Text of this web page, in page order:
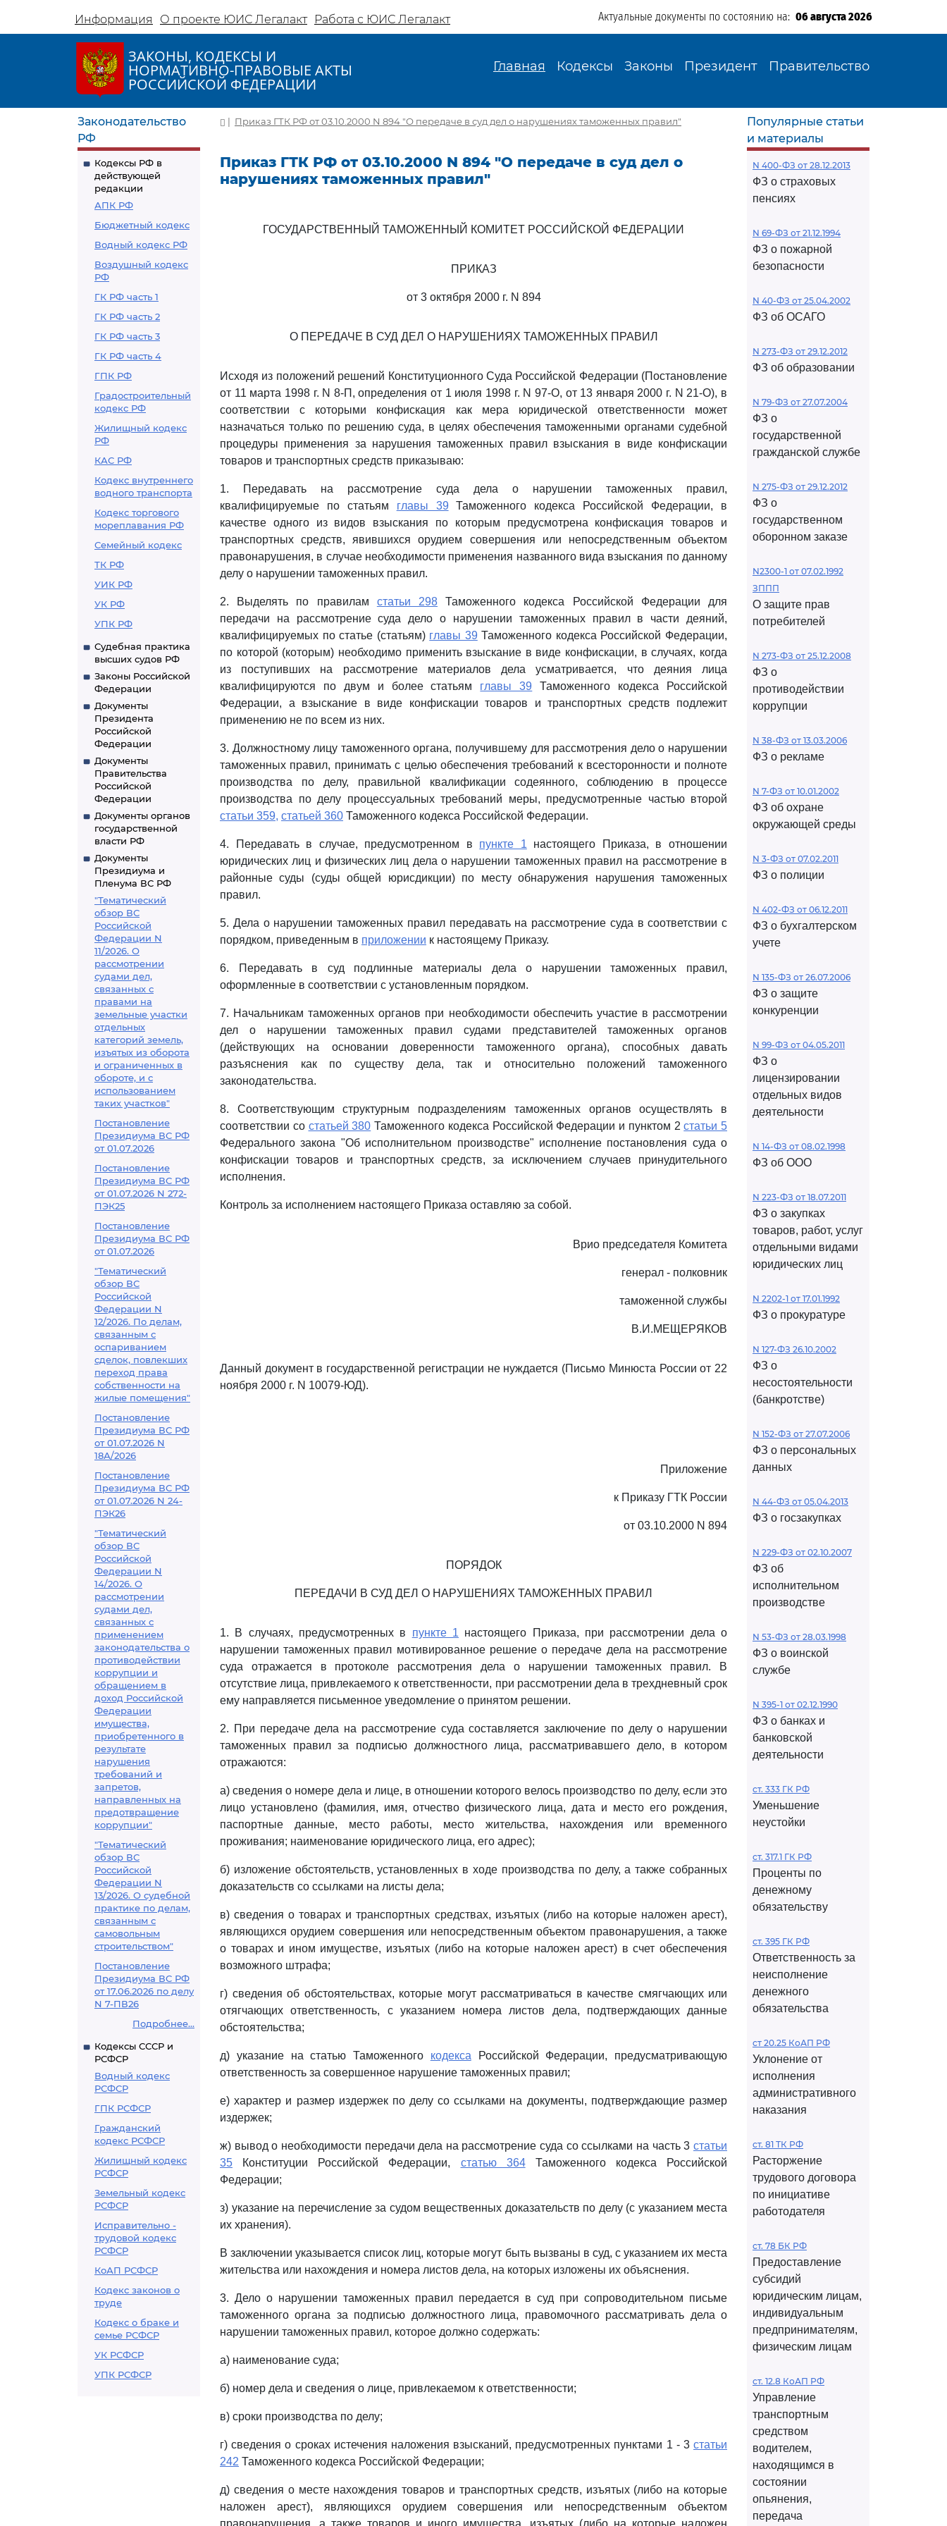
Информация О проекте ЮИС Легалакт Работа с ЮИС Легалакт Актуальные документы по состоянию на: 06 августа 2026
ЗАКОНЫ, КОДЕКСЫ И
НОРМАТИВНО-ПРАВОВЫЕ АКТЫ
РОССИЙСКОЙ ФЕДЕРАЦИИ
Главная Кодексы Законы Президент Правительство
Законодательство
РФ
Кодексы РФ в
действующей
редакции
АПК РФ
Бюджетный кодекс
Водный кодекс РФ
Воздушный кодекс
РФ
ГК РФ часть 1
ГК РФ часть 2
ГК РФ часть 3
ГК РФ часть 4
ГПК РФ
Градостроительный
кодекс РФ
Жилищный кодекс
РФ
КАС РФ
Кодекс внутреннего
водного транспорта
Кодекс торгового
мореплавания РФ
Семейный кодекс
ТК РФ
УИК РФ
УК РФ
УПК РФ
Судебная практика
высших судов РФ
Законы Российской
Федерации
Документы
Президента
Российской
Федерации
Документы
Правительства
Российской
Федерации
Документы органов
государственной
власти РФ
Документы
Президиума и
Пленума ВС РФ
"Тематический
обзор ВС
Российской
Федерации N
11/2026. О
рассмотрении
судами дел,
связанных с
правами на
земельные участки
отдельных
категорий земель,
изъятых из оборота
и ограниченных в
обороте, и с
использованием
таких участков"
Постановление
Президиума ВС РФ
от 01.07.2026
Постановление
Президиума ВС РФ
от 01.07.2026 N 272-
ПЭК25
Постановление
Президиума ВС РФ
от 01.07.2026
"Тематический
обзор ВС
Российской
Федерации N
12/2026. По делам,
связанным с
оспариванием
сделок, повлекших
переход права
собственности на
жилые помещения"
Постановление
Президиума ВС РФ
от 01.07.2026 N
18А/2026
Постановление
Президиума ВС РФ
от 01.07.2026 N 24-
ПЭК26
"Тематический
обзор ВС
Российской
Федерации N
14/2026. О
рассмотрении
судами дел,
связанных с
применением
законодательства о
противодействии
коррупции и
обращением в
доход Российской
Федерации
имущества,
приобретенного в
результате
нарушения
требований и
запретов,
направленных на
предотвращение
коррупции"
"Тематический
обзор ВС
Российской
Федерации N
13/2026. О судебной
практике по делам,
связанным с
самовольным
строительством"
Постановление
Президиума ВС РФ
от 17.06.2026 по делу
N 7-ПВ26
Подробнее...
Кодексы СССР и
РСФСР
Водный кодекс
РСФСР
ГПК РСФСР
Гражданский
кодекс РСФСР
Жилищный кодекс
РСФСР
Земельный кодекс
РСФСР
Исправительно -
трудовой кодекс
РСФСР
КоАП РСФСР
Кодекс законов о
труде
Кодекс о браке и
семье РСФСР
УК РСФСР
УПК РСФСР
| Приказ ГТК РФ от 03.10.2000 N 894 "О передаче в суд дел о нарушениях таможенных правил"
Приказ ГТК РФ от 03.10.2000 N 894 "О передаче в суд дел о
нарушениях таможенных правил"
ГОСУДАРСТВЕННЫЙ ТАМОЖЕННЫЙ КОМИТЕТ РОССИЙСКОЙ ФЕДЕРАЦИИ
ПРИКАЗ
от 3 октября 2000 г. N 894
О ПЕРЕДАЧЕ В СУД ДЕЛ О НАРУШЕНИЯХ ТАМОЖЕННЫХ ПРАВИЛ
Исходя из положений решений Конституционного Суда Российской Федерации (Постановление
от 11 марта 1998 г. N 8-П, определения от 1 июля 1998 г. N 97-О, от 13 января 2000 г. N 21-О), в
соответствии с которыми конфискация как мера юридической ответственности может
назначаться только по решению суда, в целях обеспечения таможенными органами судебной
процедуры применения за нарушения таможенных правил взыскания в виде конфискации
товаров и транспортных средств приказываю:
1. Передавать на рассмотрение суда дела о нарушении таможенных правил,
квалифицируемые по статьям главы 39 Таможенного кодекса Российской Федерации, в
качестве одного из видов взыскания по которым предусмотрена конфискация товаров и
транспортных средств, явившихся орудием совершения или непосредственным объектом
правонарушения, в случае необходимости применения названного вида взыскания по данному
делу о нарушении таможенных правил.
2. Выделять по правилам статьи 298 Таможенного кодекса Российской Федерации для
передачи на рассмотрение суда дело о нарушении таможенных правил в части деяний,
квалифицируемых по статье (статьям) главы 39 Таможенного кодекса Российской Федерации,
по которой (которым) необходимо применить взыскание в виде конфискации, в случаях, когда
из поступивших на рассмотрение материалов дела усматривается, что деяния лица
квалифицируются по двум и более статьям главы 39 Таможенного кодекса Российской
Федерации, а взыскание в виде конфискации товаров и транспортных средств подлежит
применению не по всем из них.
3. Должностному лицу таможенного органа, получившему для рассмотрения дело о нарушении
таможенных правил, принимать с целью обеспечения требований к всесторонности и полноте
производства по делу, правильной квалификации содеянного, соблюдению в процессе
производства по делу процессуальных требований меры, предусмотренные частью второй
статьи 359, статьей 360 Таможенного кодекса Российской Федерации.
4. Передавать в случае, предусмотренном в пункте 1 настоящего Приказа, в отношении
юридических лиц и физических лиц дела о нарушении таможенных правил на рассмотрение в
районные суды (суды общей юрисдикции) по месту обнаружения нарушения таможенных
правил.
5. Дела о нарушении таможенных правил передавать на рассмотрение суда в соответствии с
порядком, приведенным в приложении к настоящему Приказу.
6. Передавать в суд подлинные материалы дела о нарушении таможенных правил,
оформленные в соответствии с установленным порядком.
7. Начальникам таможенных органов при необходимости обеспечить участие в рассмотрении
дел о нарушении таможенных правил судами представителей таможенных органов
(действующих на основании доверенности таможенного органа), способных давать
разъяснения как по существу дела, так и относительно положений таможенного
законодательства.
8. Соответствующим структурным подразделениям таможенных органов осуществлять в
соответствии со статьей 380 Таможенного кодекса Российской Федерации и пунктом 2статьи 5
Федерального закона "Об исполнительном производстве" исполнение постановления суда о
конфискации товаров и транспортных средств, за исключением случаев принудительного
исполнения.
Контроль за исполнением настоящего Приказа оставляю за собой.
Врио председателя Комитета
генерал - полковник
таможенной службы
В.И.МЕЩЕРЯКОВ
Данный документ в государственной регистрации не нуждается (Письмо Минюста России от 22
ноября 2000 г. N 10079-ЮД).
Приложение
к Приказу ГТК России
от 03.10.2000 N 894
ПОРЯДОК
ПЕРЕДАЧИ В СУД ДЕЛ О НАРУШЕНИЯХ ТАМОЖЕННЫХ ПРАВИЛ
1. В случаях, предусмотренных в пункте 1 настоящего Приказа, при рассмотрении дела о
нарушении таможенных правил мотивированное решение о передаче дела на рассмотрение
суда отражается в протоколе рассмотрения дела о нарушении таможенных правил. В
отсутствие лица, привлекаемого к ответственности, при рассмотрении дела в трехдневный срок
ему направляется письменное уведомление о принятом решении.
2. При передаче дела на рассмотрение суда составляется заключение по делу о нарушении
таможенных правил за подписью должностного лица, рассматривавшего дело, в котором
отражаются:
а) сведения о номере дела и лице, в отношении которого велось производство по делу, если это
лицо установлено (фамилия, имя, отчество физического лица, дата и место его рождения,
паспортные данные, место работы, место жительства, нахождения или временного
проживания; наименование юридического лица, его адрес);
б) изложение обстоятельств, установленных в ходе производства по делу, а также собранных
доказательств со ссылками на листы дела;
в) сведения о товарах и транспортных средствах, изъятых (либо на которые наложен арест),
являющихся орудием совершения или непосредственным объектом правонарушения, а также
о товарах и ином имуществе, изъятых (либо на которые наложен арест) в счет обеспечения
возможного штрафа;
г) сведения об обстоятельствах, которые могут рассматриваться в качестве смягчающих или
отягчающих ответственность, с указанием номера листов дела, подтверждающих данные
обстоятельства;
д) указание на статью Таможенного кодекса Российской Федерации, предусматривающую
ответственность за совершенное нарушение таможенных правил;
е) характер и размер издержек по делу со ссылками на документы, подтверждающие размер
издержек;
ж) вывод о необходимости передачи дела на рассмотрение суда со ссылками на часть 3 статьи
35 Конституции Российской Федерации, статью 364Таможенного кодекса Российской
Федерации;
з) указание на перечисление за судом вещественных доказательств по делу (с указанием места
их хранения).
В заключении указывается список лиц, которые могут быть вызваны в суд, с указанием их места
жительства или нахождения и номера листов дела, на которых изложены их объяснения.
3. Дело о нарушении таможенных правил передается в суд при сопроводительном письме
таможенного органа за подписью должностного лица, правомочного рассматривать дела о
нарушении таможенных правил, которое должно содержать:
а) наименование суда;
б) номер дела и сведения о лице, привлекаемом к ответственности;
в) сроки производства по делу;
г) сведения о сроках истечения наложения взысканий, предусмотренных пунктами 1 - 3 статьи
242 Таможенного кодекса Российской Федерации;
д) сведения о месте нахождения товаров и транспортных средств, изъятых (либо на которые
наложен арест), являющихся орудием совершения или непосредственным объектом
правонарушения, а также товаров и иного имущества, изъятых (либо на которые наложен
Популярные статьи
и материалы
N 400-ФЗ от 28.12.2013
ФЗ о страховых
пенсиях
N 69-ФЗ от 21.12.1994
ФЗ о пожарной
безопасности
N 40-ФЗ от 25.04.2002
ФЗ об ОСАГО
N 273-ФЗ от 29.12.2012
ФЗ об образовании
N 79-ФЗ от 27.07.2004
ФЗ о
государственной
гражданской службе
N 275-ФЗ от 29.12.2012
ФЗ о
государственном
оборонном заказе
N2300-1 от 07.02.1992
ЗППП
О защите прав
потребителей
N 273-ФЗ от 25.12.2008
ФЗ о
противодействии
коррупции
N 38-ФЗ от 13.03.2006
ФЗ о рекламе
N 7-ФЗ от 10.01.2002
ФЗ об охране
окружающей среды
N 3-ФЗ от 07.02.2011
ФЗ о полиции
N 402-ФЗ от 06.12.2011
ФЗ о бухгалтерском
учете
N 135-ФЗ от 26.07.2006
ФЗ о защите
конкуренции
N 99-ФЗ от 04.05.2011
ФЗ о
лицензировании
отдельных видов
деятельности
N 14-ФЗ от 08.02.1998
ФЗ об ООО
N 223-ФЗ от 18.07.2011
ФЗ о закупках
товаров, работ, услуг
отдельными видами
юридических лиц
N 2202-1 от 17.01.1992
ФЗ о прокуратуре
N 127-ФЗ 26.10.2002
ФЗ о
несостоятельности
(банкротстве)
N 152-ФЗ от 27.07.2006
ФЗ о персональных
данных
N 44-ФЗ от 05.04.2013
ФЗ о госзакупках
N 229-ФЗ от 02.10.2007
ФЗ об
исполнительном
производстве
N 53-ФЗ от 28.03.1998
ФЗ о воинской
службе
N 395-1 от 02.12.1990
ФЗ о банках и
банковской
деятельности
ст. 333 ГК РФ
Уменьшение
неустойки
ст. 317.1 ГК РФ
Проценты по
денежному
обязательству
ст. 395 ГК РФ
Ответственность за
неисполнение
денежного
обязательства
ст 20.25 КоАП РФ
Уклонение от
исполнения
административного
наказания
ст. 81 ТК РФ
Расторжение
трудового договора
по инициативе
работодателя
ст. 78 БК РФ
Предоставление
субсидий
юридическим лицам,
индивидуальным
предпринимателям,
физическим лицам
ст. 12.8 КоАП РФ
Управление
транспортным
средством
водителем,
находящимся в
состоянии
опьянения,
передача